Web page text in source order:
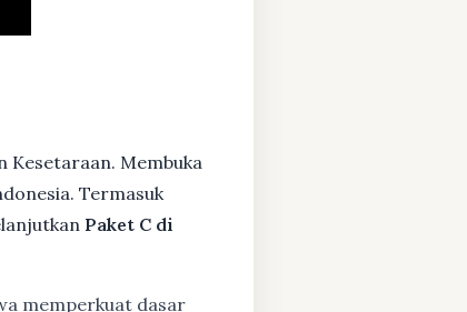
Kesetaraan. Membuka
Termasuk
Paket C di
memperkuat dasar